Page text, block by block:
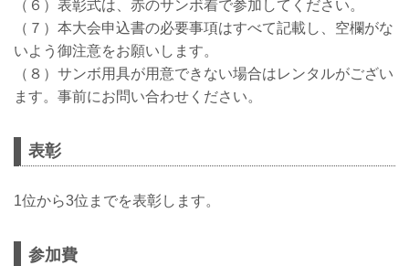
（６）表彰式は、赤のサンボ着で参加してください。
（７）本大会申込書の必要事項はすべて記載し、空欄がな
いよう御注意をお願いします。
（８）サンボ用具が用意できない場合はレンタルがござい
ます。事前にお問い合わせください。
表彰
1位から3位までを表彰します。
参加費